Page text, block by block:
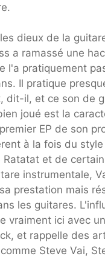
dieux de la
a ramassé une
l'a pratiquement
Il pratique
dit-il, et ce son de
joué est la
EP de son
à la fois du
Ratatat et de
instrumentale,
prestation mais
les guitares.
vraiment ici avec
et rappelle des
Steve Vai,